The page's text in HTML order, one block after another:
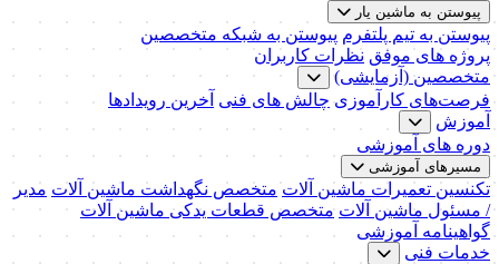
پیوستن به ماشین یار
پیوستن به تیم پلتفرم پیوستن به شبکه متخصصین
پروژه های موفق نظرات کاربران
متخصصین (آزمایشی)
فرصت‌های کارآموزی چالش های فنی آخرین رویدادها
آموزش
دوره های آموزشی
مسیرهای آموزشی
تکنسین تعمیرات ماشین آلات متخصص نگهداشت ماشین آلات مدیر
/ مسئول ماشین آلات متخصص قطعات یدکی ماشین آلات
گواهینامه آموزشی
خدمات فنی